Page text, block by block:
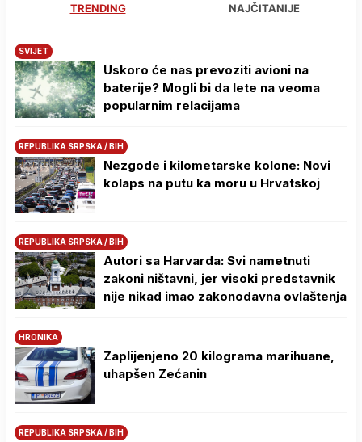
TRENDING NAJČITANIJE
SVIJET
Uskoro će nas prevoziti avioni na
baterije? Mogli bi da lete na veoma
popularnim relacijama
REPUBLIKA SRPSKA / BIH
Nezgode i kilometarske kolone: Novi
kolaps na putu ka moru u Hrvatskoj
REPUBLIKA SRPSKA / BIH
Autori sa Harvarda: Svi nametnuti
zakoni ništavni, jer visoki predstavnik
nije nikad imao zakonodavna ovlaštenja
HRONIKA
Zaplijenjeno 20 kilograma marihuane,
uhapšen Zećanin
REPUBLIKA SRPSKA / BIH